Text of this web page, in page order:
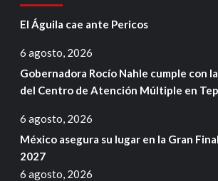
El Águila cae ante Pericos
6 agosto, 2026
Gobernadora Rocío Nahle cumple con
del Centro de Atención Múltiple en
6 agosto, 2026
México asegura su lugar en la Gran
2027
6 agosto, 2026